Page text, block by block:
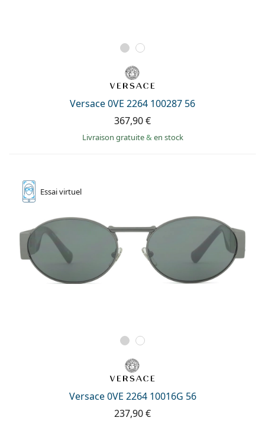
Versace 0VE 2264 100287 56
367,90 €
Livraison gratuite& en stock
Essaivirtuel
Versace 0VE 2264 10016G 56
237,90 €